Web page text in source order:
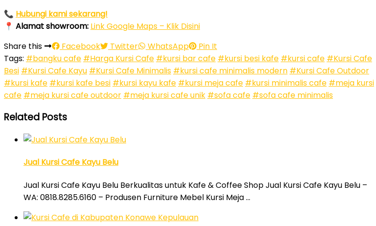
📞 Hubungi kami sekarang!
📍 Alamat showroom: Link Google Maps – Klik Disini
Share this
Facebook Twitter WhatsApp
Pin It
Tags: #bangku cafe #Harga Kursi Cafe #kursi bar cafe #kursi besi kafe #kursi cafe #Kursi Cafe
Besi #Kursi Cafe Kayu #Kursi Cafe Minimalis #kursi cafe minimalis modern #Kursi Cafe Outdoor
#kursi kafe #kursi kafe besi #kursi kayu kafe #kursi meja cafe #kursi minimalis cafe #meja kursi
cafe #meja kursi cafe outdoor #meja kursi cafe unik #sofa cafe #sofa cafe minimalis
Related Posts
Jual Kursi Cafe Kayu Belu
Jual Kursi Cafe Kayu Belu Berkualitas untuk Kafe & Coffee Shop Jual Kursi Cafe Kayu Belu –
WA: 0818.8285.6160 – Produsen Furniture Mebel Kursi Meja …